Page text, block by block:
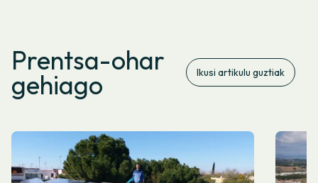
Prentsa-ohar
gehiago Ikusi artikulu guztiak